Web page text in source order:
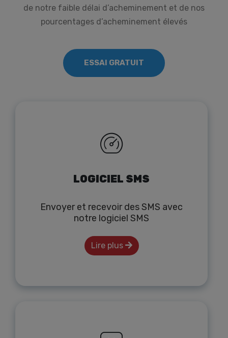
de notre faible délai d’acheminement et de nos
pourcentages d’acheminement élevés
ESSAI GRATUIT
LOGICIEL SMS
Envoyer et recevoir des SMS avec
notre logiciel SMS
Lire plus